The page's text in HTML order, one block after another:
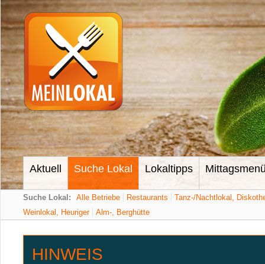
Aktuell Suche Lokal Lokaltipps
Suche Lokal: Alle Betriebe Restaurants
Tanz-/Nachtlokal,
Weinlokal, Heuriger
Alm-, Berghütte
HINWEIS